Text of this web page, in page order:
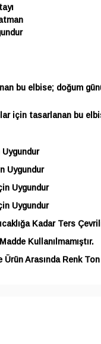
bu elbise; doğum
için tasarlanan bu
Uygundur
Uygundur
Uygundur
Kadar Ters
Kullanılmamıştır.
Arasında Renk Ton